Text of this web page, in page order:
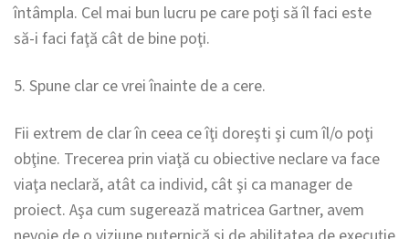
întâmpla. Cel mai bun lucru pe care poţi să îl faci este
să-i faci faţă cât de bine poţi.
5. Spune clar ce vrei înainte de a cere.
Fii extrem de clar în ceea ce îţi doreşti şi cum îl/o poţi
obţine. Trecerea prin viaţă cu obiective neclare va face
viaţa neclară, atât ca individ, cât şi ca manager de
proiect. Aşa cum sugerează matricea Gartner, avem